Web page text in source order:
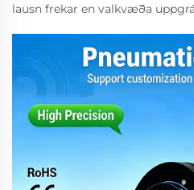
lausn frekar en valkvæða